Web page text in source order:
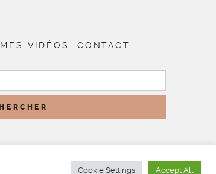
MES VIDÉOS CONTACT
RECHERCHER :
Cookie Settings Accept All